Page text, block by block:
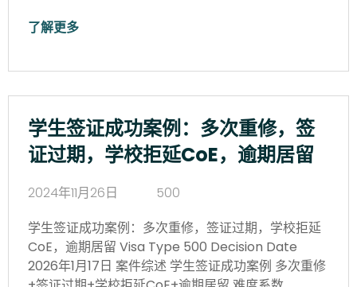
了解更多
学生签证成功案例：多次重修，签
证过期，学校拒延CoE，逾期居留
2024年11月26日
500
学生签证成功案例：多次重修，签证过期，学校拒延
CoE，逾期居留 Visa Type 500 Decision Date
2026年1月17日 案件综述 学生签证成功案例 多次重修